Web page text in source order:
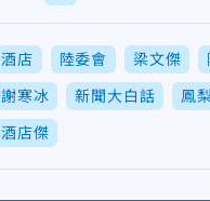
酒店 陸委會 梁文傑
謝寒冰 新聞大白話 鳳
酒店傑